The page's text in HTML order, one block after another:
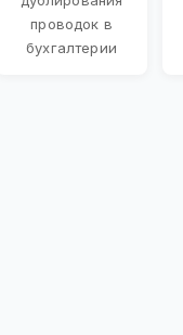
проводок в
бухгалтерии